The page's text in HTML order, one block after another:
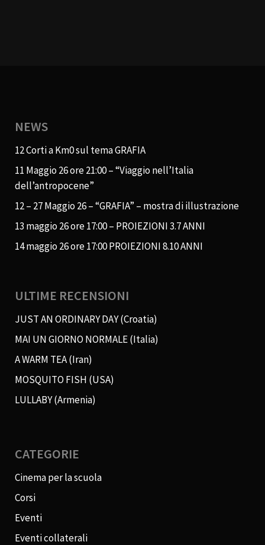
NEWS
12 Corti a Km0 sul tema GRAFIA
11 Maggio 26 ore 21:00 – “Viaggio nell’Italia
dell’antropocene”
12 – 27 Maggio 26 – “GRAFIA” – mostra di illustrazione
13 maggio 26 ore 17:00 – PROIEZIONI 3.7 ANNI
14 maggio 26 ore 17:00 PROIEZIONI 8.10 ANNI
ULTIME RECENSIONI
JUST AN ORDINARY DAY (Croatia)
MAI UN GIORNO NORMALE (Italia)
A WARM TEA (Iran)
MOSQUITO FISH (USA)
LULLABY (Armenia)
CATEGORIE
Cinema per la scuola
Corsi
Eventi
Eventi collaterali